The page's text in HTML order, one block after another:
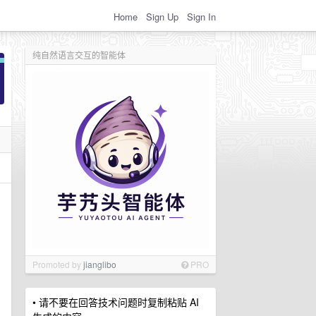
Home Sign Up Sign In
纯自然语言交互的智能体
Promoted byjianglibo PRO
• 请不要在回答技术问题时复制粘贴 AI